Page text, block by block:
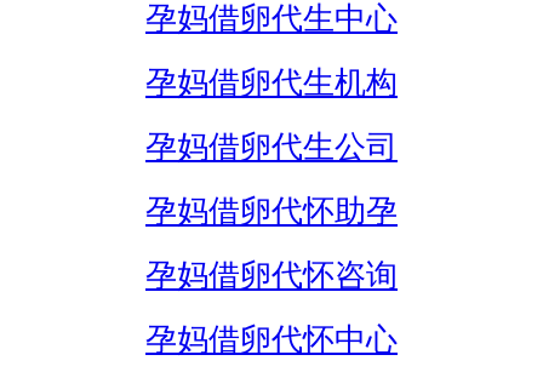
孕妈借卵代生中心
孕妈借卵代生机构
孕妈借卵代生公司
孕妈借卵代怀助孕
孕妈借卵代怀咨询
孕妈借卵代怀中心